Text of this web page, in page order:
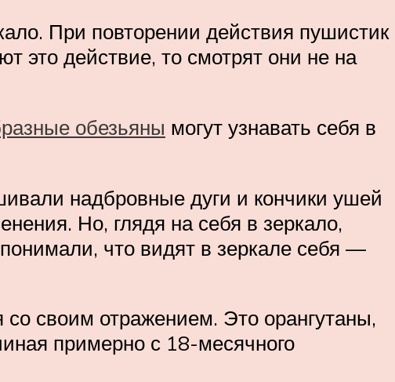
При повторении действия пушистик
это действие, то смотрят они не на
обезьяны могут узнавать себя в
надбровные дуги и кончики ушей
Но, глядя на себя в зеркало,
что видят в зеркале себя —
своим отражением. Это орангутаны,
примерно с 18-месячного